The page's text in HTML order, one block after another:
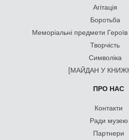
Агітація
Боротьба
Меморіальні предмети
Творчість
Символіка
[МАЙДАН У
ПРО НАС
Контакти
Ради музею
Партнери